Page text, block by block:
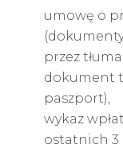
umowę o
przez
dokument
paszport),
wykaz
ostatnich 3